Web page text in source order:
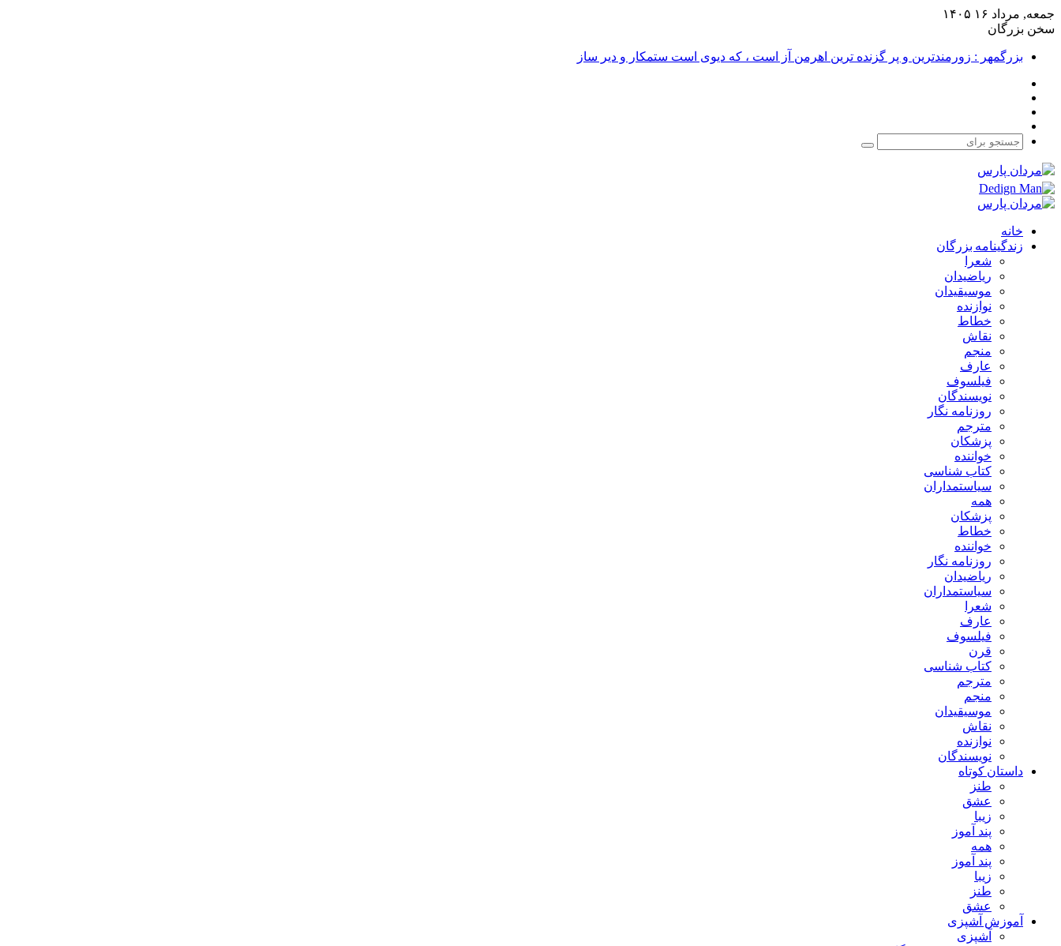
جمعه, مرداد ۱۶ ۱۴۰۵
سخن بزرگان
بزرگمهر : زورمندترین و پر گزنده ترین اهرمن آز است ، که دیوی است ستمکار و دیر ساز
جستجو
خانه
زندگینامه بزرگان
شعرا
ریاضیدان
موسیقیدان
نوازنده
خطاط
نقاش
منجم
عارف
فیلسوف
نویسندگان
روزنامه نگار
مترجم
پزشکان
خواننده
کتاب شناسی
سیاستمداران
همه
پزشکان
خطاط
خواننده
روزنامه نگار
ریاضیدان
سیاستمداران
شعرا
عارف
فیلسوف
قرن
کتاب شناسی
مترجم
منجم
موسیقیدان
نقاش
نوازنده
نویسندگان
داستان کوتاه
طنز
عشق
زیبا
پند آموز
همه
پند آموز
زیبا
طنز
عشق
آموزش آشپزی
آشپزی